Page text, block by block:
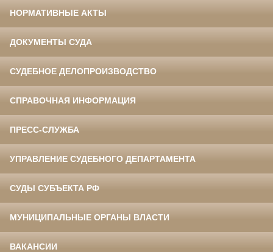
НОРМАТИВНЫЕ АКТЫ
ДОКУМЕНТЫ СУДА
СУДЕБНОЕ ДЕЛОПРОИЗВОДСТВО
СПРАВОЧНАЯ ИНФОРМАЦИЯ
ПРЕСС-СЛУЖБА
УПРАВЛЕНИЕ СУДЕБНОГО ДЕПАРТАМЕНТА
СУДЫ СУБЪЕКТА РФ
МУНИЦИПАЛЬНЫЕ ОРГАНЫ ВЛАСТИ
ВАКАНСИИ